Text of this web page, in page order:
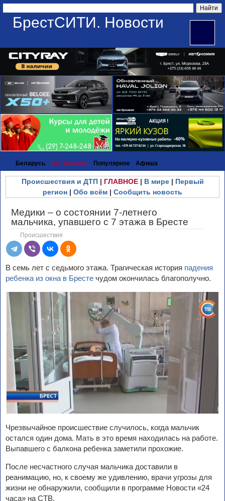
БрестСИТИ. Новости
Беларусь Все новости Популярное Афиша
Происшествия и ДТП| ГЛАВНОЕ| В мире| Первый
регион | Обо всём | Сообщить новость
Медики – о состоянии 7-летнего
мальчика, упавшего с 7 этажа в Бресте
Происшествия
В семь лет с седьмого этажа. Трагическая история падения
ребенка из окна в Бресте чудом окончилась благополучно.
Чрезвычайное происшествие случилось, когда мальчик
остался один дома. Мать в это время находилась на работе.
Выпавшего с балкона ребенка заметили прохожие.
После несчастного случая мальчика доставили в
реанимацию, но, к своему же удивлению, врачи угрозы для
жизни не обнаружили, сообщили в программе Новости «24
часа» на СТВ.